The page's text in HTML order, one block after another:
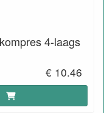
4-laags
€ 10.46